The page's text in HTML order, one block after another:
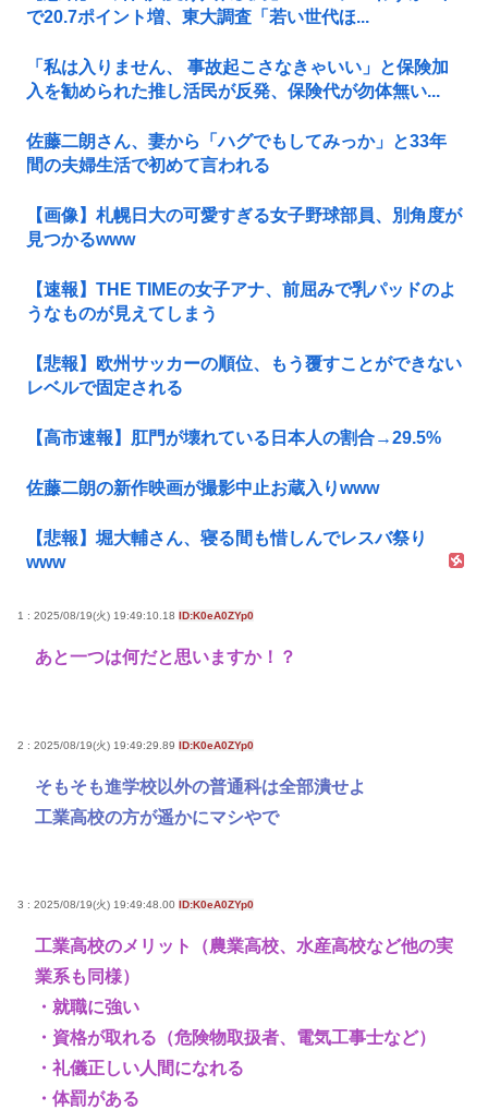
で20.7ポイント増、東大調査「若い世代ほ...
「私は入りません、 事故起こさなきゃいい」と保険加
入を勧められた推し活民が反発、保険代が勿体無い...
佐藤二朗さん、妻から「ハグでもしてみっか」と33年
間の夫婦生活で初めて言われる
【画像】札幌日大の可愛すぎる女子野球部員、別角度が
見つかるwww
【速報】THE TIMEの女子アナ、前屈みで乳パッドのよ
うなものが見えてしまう
【悲報】欧州サッカーの順位、もう覆すことができない
レベルで固定される
【高市速報】肛門が壊れている日本人の割合→29.5%
佐藤二朗の新作映画が撮影中止お蔵入りwww
【悲報】堀大輔さん、寝る間も惜しんでレスバ祭り
www
1 : 2025/08/19(火) 19:49:10.18 ID:K0eA0ZYp0
あと一つは何だと思いますか！？
2 : 2025/08/19(火) 19:49:29.89 ID:K0eA0ZYp0
そもそも進学校以外の普通科は全部潰せよ
工業高校の方が遥かにマシやで
3 : 2025/08/19(火) 19:49:48.00 ID:K0eA0ZYp0
工業高校のメリット（農業高校、水産高校など他の実
業系も同様）
・就職に強い
・資格が取れる（危険物取扱者、電気工事士など）
・礼儀正しい人間になれる
・体罰がある